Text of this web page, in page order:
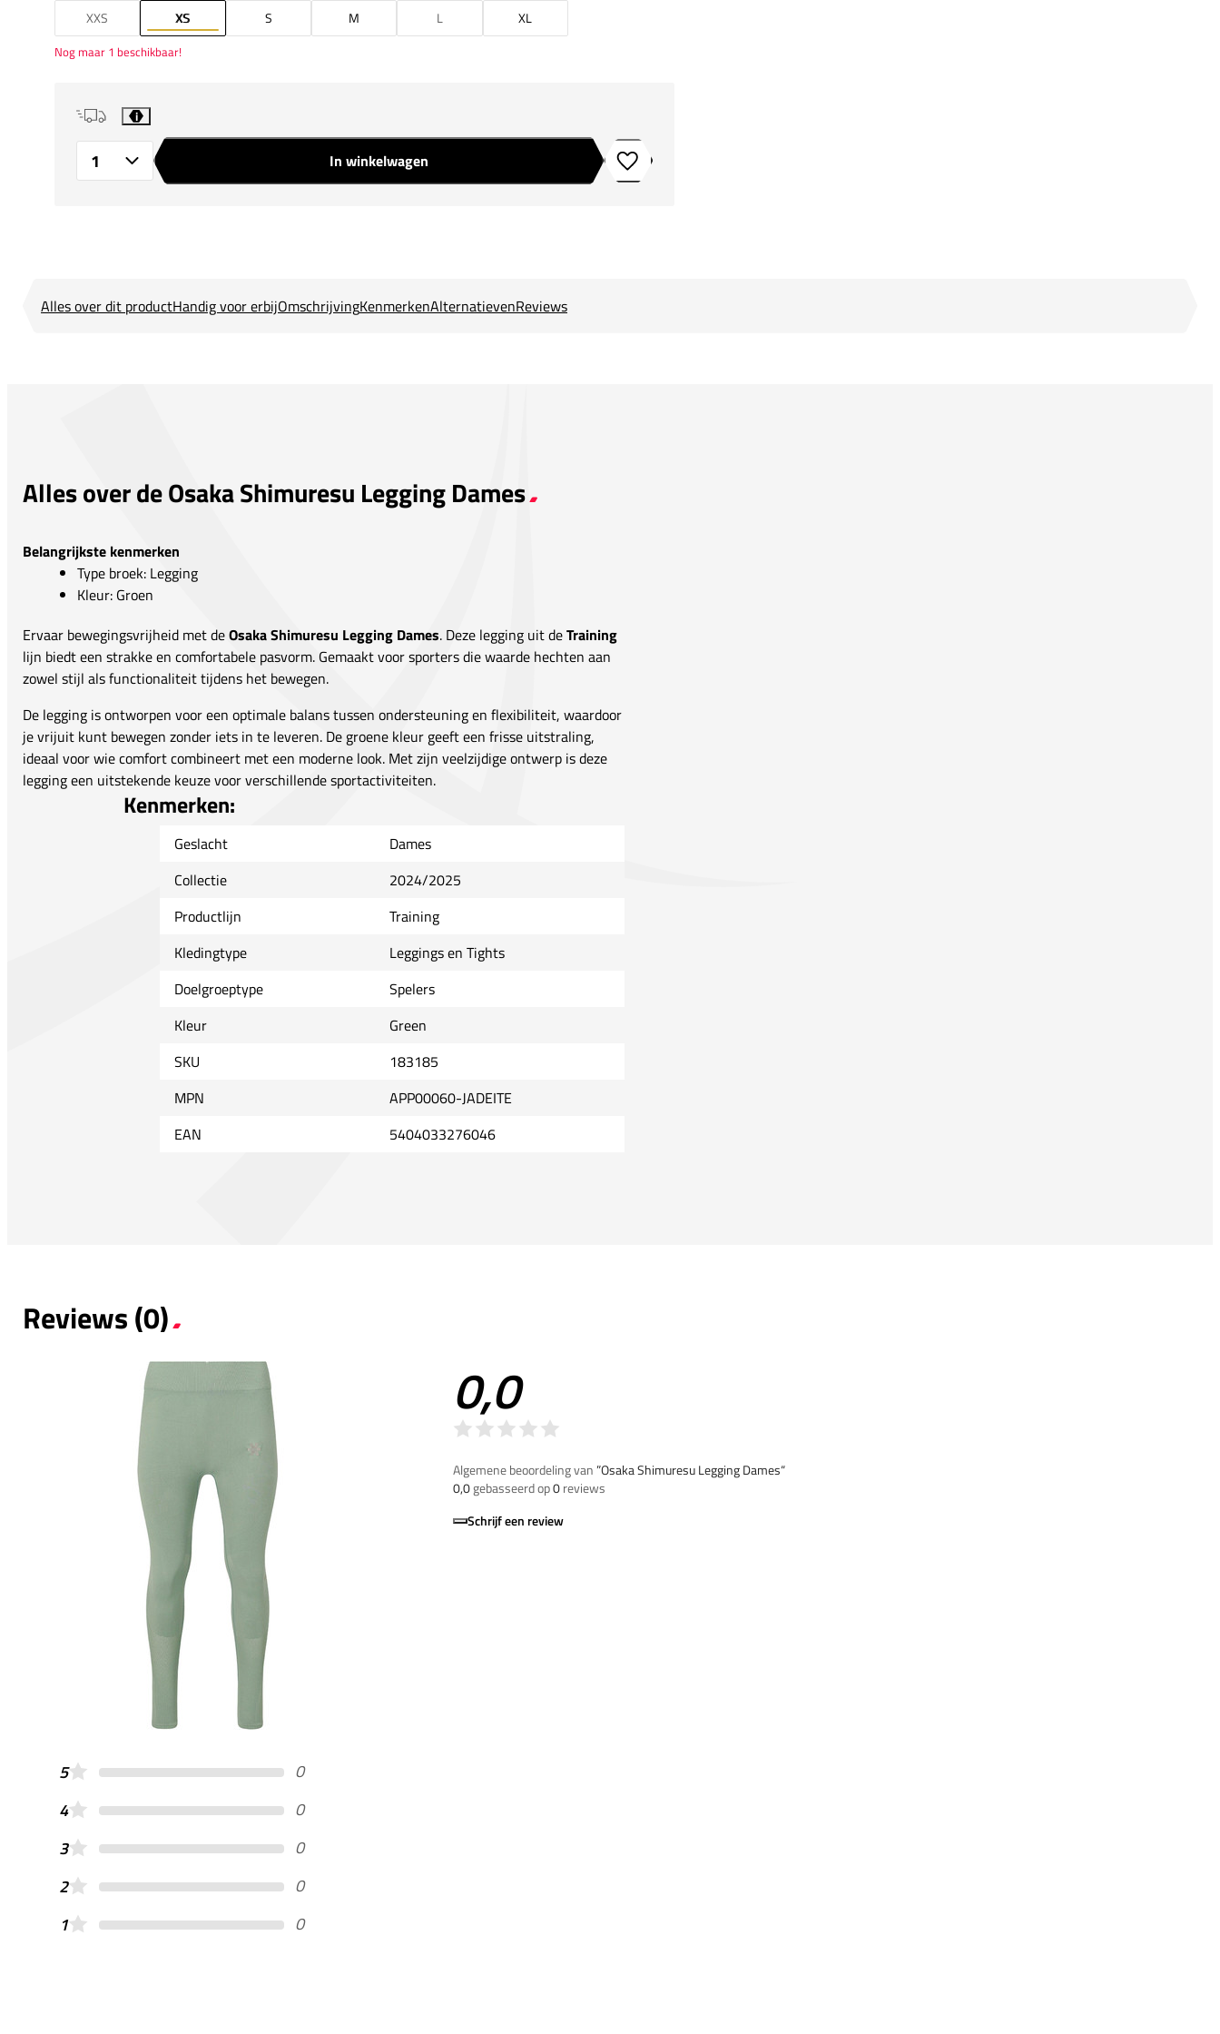
XXS XS S M L XL
Nog maar 1 beschikbaar!
i
In winkelwagen Toevoegen aan verlanglijstje
Alles over dit productHandig voor erbijOmschrijvingKenmerkenAlternatievenReviews
Alles over de Osaka Shimuresu Legging Dames
Belangrijkste kenmerken
Type broek: Legging
Kleur: Groen
Ervaar bewegingsvrijheid met deOsaka Shimuresu Legging Dames. Deze legging uit deTraining
lijn biedt een strakke en comfortabele pasvorm. Gemaakt voor sporters die waarde hechten aan
zowel stijl als functionaliteit tijdens het bewegen.
De legging is ontworpen voor een optimale balans tussen ondersteuning en flexibiliteit, waardoor
je vrijuit kunt bewegen zonder iets in te leveren. De groene kleur geeft een frisse uitstraling,
ideaal voor wie comfort combineert met een moderne look. Met zijn veelzijdige ontwerp is deze
legging een uitstekende keuze voor verschillende sportactiviteiten.
Kenmerken:
Geslacht
Dames
Collectie
2024/2025
Productlijn
Training
Kledingtype
Leggings en Tights
Doelgroeptype
Spelers
Kleur
Green
SKU
183185
MPN
APP00060-JADEITE
EAN
5404033276046
Reviews (0)
0,0
Algemene beoordeling van”Osaka Shimuresu Legging Dames“
0,0gebasseerd op0reviews
Schrijf een review
5
0
4
0
3
0
2
0
1
0